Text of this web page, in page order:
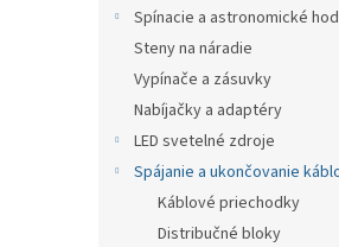
Spínacie a astronomické
Steny na náradie
Vypínače a zásuvky
Nabíjačky a adaptéry
LED svetelné zdroje
Spájanie a ukončovanie
Káblové priechodky
Distribučné bloky